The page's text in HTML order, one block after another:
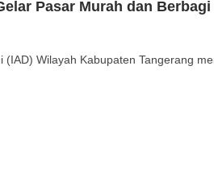
Pasar Murah dan Berbagi
Wilayah Kabupaten Tangerang